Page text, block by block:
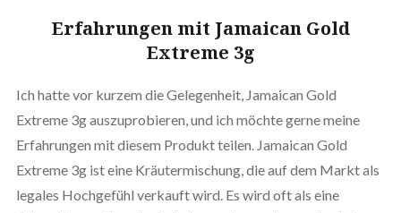
Erfahrungen mit Jamaican Gold
Extreme 3g
Ich hatte vor kurzem die Gelegenheit, Jamaican Gold
Extreme 3g auszuprobieren, und ich möchte gerne meine
Erfahrungen mit diesem Produkt teilen. Jamaican Gold
Extreme 3g ist eine Kräutermischung, die auf dem Markt als
legales Hochgefühl verkauft wird. Es wird oft als eine